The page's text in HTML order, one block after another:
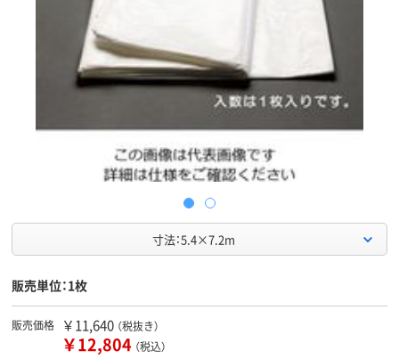
寸法：5.4×7.2m
販売単位：1枚
販売価格 ￥11,640 （税抜き）
￥12,804 （税込）